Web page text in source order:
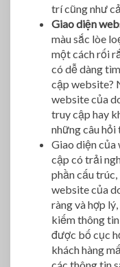
trí cũng như
Giao diện
màu sắc lòe
một cách rối
có dễ dàng
cập website?
website của
truy cập hay
những câu hỏi
Giao diện
cập có trải
phần cấu
website của
ràng và hợp
kiếm thông
được bố cục
khách hàng